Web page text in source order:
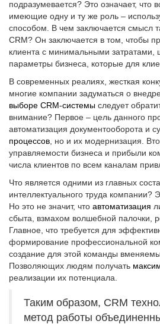
подразумевается? Это означает, что
имеющие одну и ту же роль –
способом. В чем заключается смысл
CRM? Он заключается в том, чтобы
клиента с минимальными
параметры бизнеса, которые для
В современных реалиях, жесткая
многие компании задуматься о
выборе CRM-системы следует
внимание? Первое – цель данного
автоматизация документооборота и
процессов , но и их модернизация.
управляемости бизнеса и прибыли
числа клиентов по всем каналам
Что является одними из главных
интеллектуального труда компании?
Но это не значит, что автоматизация
сбыта, взмахом волшебной палочки,
Главное, что требуется для
формирование профессиональной
создание для этой команды
Позволяющих людям получать
реализации их потенциала.
Таким образом, CRM
метод работы